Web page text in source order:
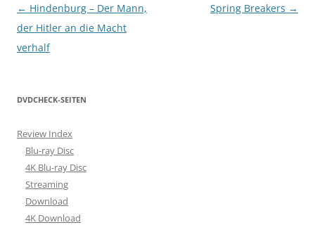
Beitragsnavigation
← Hindenburg – Der Mann,
der Hitler an die Macht
verhalf
Spring Breakers →
DVDCHECK-SEITEN
Review Index
Blu-ray Disc
4K Blu-ray Disc
Streaming
Download
4K Download